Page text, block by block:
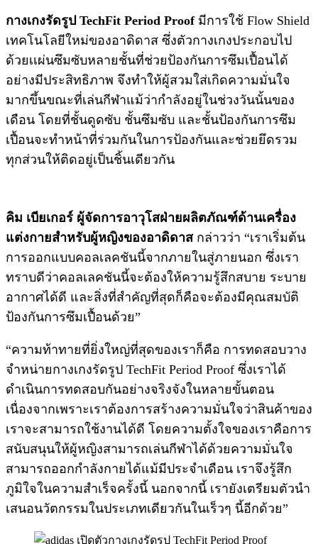
กางเกงรัดรูป TechFit Period Proofมีการใช้ Flow Shield
เทคโนโลยีใหม่ของอาดิดาส ซึ่งตัวกางเกงประกอบไป
ด้วยเเผ่นซึมซับหลายชั้นที่ช่วยป้องกันการซึมเปื้อนได้
อย่างมีประสิทธิภาพ จึงทำให้ผู้สวมใส่เกิดความมั่นใจ
มากขึ้นขณะที่เล่นกีฬาแม้ว่ากำลังอยู่ในช่วงวันนั้นของ
เดือน โดยที่ชั้นดูดซับ ชั้นซึมซับ และชั้นป้องกันการซึม
เปื้อนจะทำหน้าที่ร่วมกันในการป้องกันและช่วยยึดรวม
ทุกส่วนให้ติดอยู่เป็นชิ้นเดียวกัน
คิม เบียเกอร์ ผู้จัดการอาวุโสฝ่ายผลิตภัณฑ์ด้านเครื่อง
แต่งกายสำหรับผู้หญิงของอาดิดาส กล่าวว่า “เราเริ่มต้น
การออกแบบคอลเลคชันนี้จากภายในสู่ภายนอก ซึ่งเรา
ทราบดีว่าคอลเลคชันนี้จะต้องให้ความรู้สึกสบาย ระบาย
อากาศได้ดี และสิ่งที่สำคัญที่สุดก็คือจะต้องมีคุณสมบัติ
ป้องกันการซึมเปื้อนด้วย”
“ความท้าทายที่ยิ่งใหญ่ที่สุดของเราก็คือ การทดสอบวาง
จำหน่ายกางเกงรัดรูป TechFit Period Proof ซึ่งเราได้
ดำเนินการทดสอบกันอย่างจริงจังในหลายขั้นตอน
เนื่องจากเพราะเราต้องการสร้างความมั่นใจว่าสินค้าของ
เราจะสามารถใช้งานได้ดี โดยความตั้งใจของเราคือการ
สนับสนุนให้ผู้หญิงสามารถเล่นกีฬาได้ด้วยความมั่นใจ
สามารถออกกำลังกายได้แม้มีประจำเดือน เราจึงรู้สึก
ภูมิใจในความสำเร็จครั้งนี้ นอกจากนี้ เรายังเตรียมตัวนำ
เสนอนวัตกรรมในประเภทเดียวกันในเร็วๆ นี้อีกด้วย”